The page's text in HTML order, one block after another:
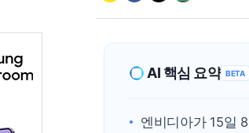
AI 핵심 요약 BETA
엔비디아가 15일